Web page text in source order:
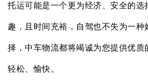
托运可能是一个更为经济、安全的
趣，且时间充裕，自驾也不失为一
择，中车物流都将竭诚为您提供优
轻松、愉快。